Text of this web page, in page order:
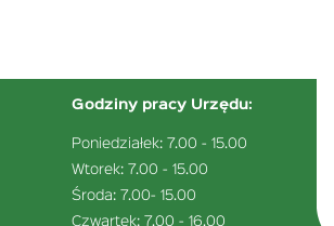
Godziny pracy Urzędu:
Poniedziałek: 7.00 - 15.00
Wtorek: 7.00 - 15.00
Środa: 7.00- 15.00
Czwartek: 7.00 - 16.00